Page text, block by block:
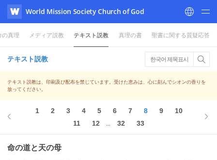
WATV
World Mission Society Church of God
の真理 メディア説教 テキスト説教 真理の書 聖書に関する質疑応答
テキスト説教 한국어 제목표시
テキスト説教は、印刷及び配布を禁じています。受けた恵みは、心に刻んでシオンの香りを
放ってください。
1 2 3 4 5 6 7 8 9
10
11
12 ... 32 33
命の道と天の母